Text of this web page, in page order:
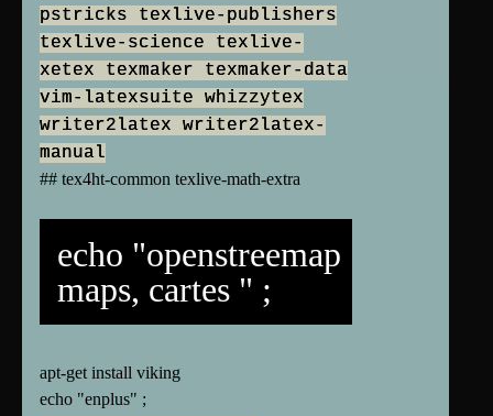
pstricks texlive-publishers
texlive-science texlive-
xetex texmaker texmaker-data
vim-latexsuite whizzytex
writer2latex writer2latex-
manual
## tex4ht-common texlive-math-extra
echo "openstreemap
maps, cartes " ;
apt-get install viking
echo "enplus" ;